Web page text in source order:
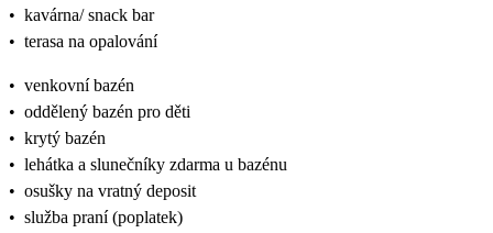
• kavárna/ snack bar
• terasa na opalování
• venkovní bazén
• oddělený bazén pro děti
• krytý bazén
• lehátka a slunečníky zdarma u bazénu
• osušky na vratný deposit
• služba praní (poplatek)